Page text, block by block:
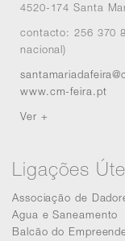
4520-174 Santa
contacto: 256 370
nacional)
www.cm-feira.pt
Ver +
Ligações
Associação de
Agua e Saneamento
Balcão do